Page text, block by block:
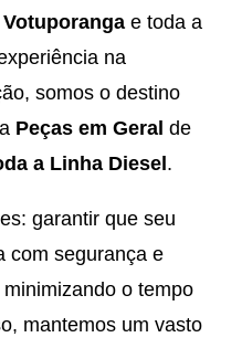
Votuporangae toda a
na
somos o destino
Peças em Geral de
a Linha Diesel .
garantir que seu
com segurança e
o tempo
mantemos um vasto